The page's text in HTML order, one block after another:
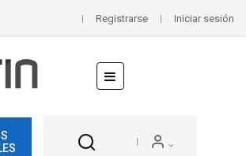
Registrarse Iniciar sesión
Navegación
de
☰